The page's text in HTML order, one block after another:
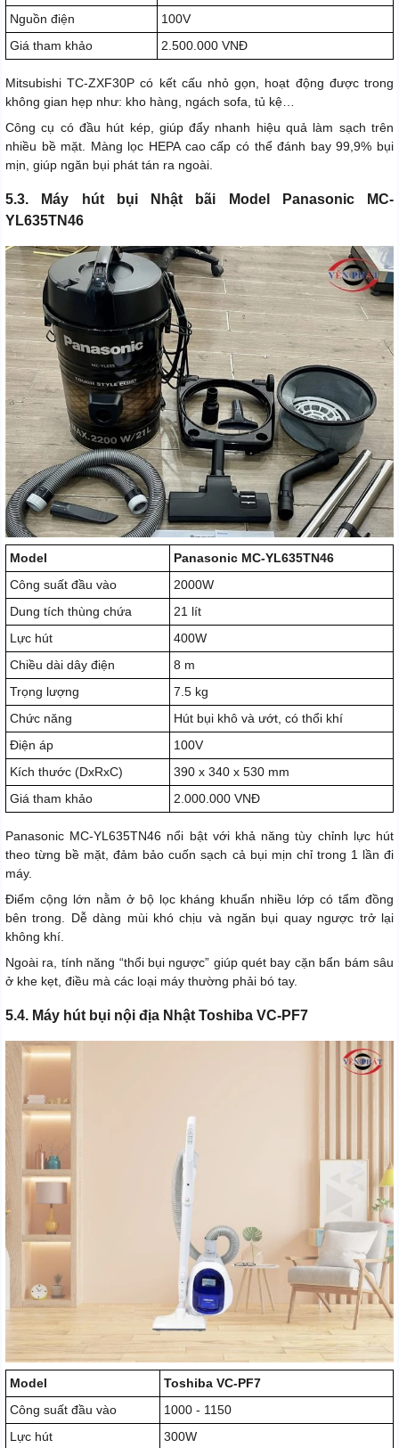
Nguồn điện
100V
Giá tham khảo
2.500.000 VNĐ
Mitsubishi TC-ZXF30P có kết cấu nhỏ gọn, hoạt động được trong
không gian hẹp như: kho hàng, ngách sofa, tủ kệ…
Công cụ có đầu hút kép, giúp đẩy nhanh hiệu quả làm sạch trên
nhiều bề mặt. Màng lọc HEPA cao cấp có thể đánh bay 99,9% bụi
mịn, giúp ngăn bụi phát tán ra ngoài.
5.3. Máy hút bụi Nhật bãi Model Panasonic MC-
YL635TN46
Model
Panasonic MC-YL635TN46
Công suất đầu vào
2000W
Dung tích thùng chứa
21 lít
Lực hút
400W
Chiều dài dây điện
8 m
Trọng lượng
7.5 kg
Chức năng
Hút bụi khô và ướt, có thổi khí
Điện áp
100V
Kích thước (DxRxC)
390 x 340 x 530 mm
Giá tham khảo
2.000.000 VNĐ
Panasonic MC-YL635TN46 nổi bật với khả năng tùy chỉnh lực hút
theo từng bề mặt, đảm bảo cuốn sạch cả bụi mịn chỉ trong 1 lần đi
máy.
Điểm cộng lớn nằm ở bộ lọc kháng khuẩn nhiều lớp có tẩm đồng
bên trong. Dễ dàng mùi khó chịu và ngăn bụi quay ngược trở lại
không khí.
Ngoài ra, tính năng “thổi bụi ngược” giúp quét bay cặn bẩn bám sâu
ở khe kẹt, điều mà các loại máy thường phải bó tay.
5.4. Máy hút bụi nội địa Nhật Toshiba VC-PF7
Model
Toshiba VC-PF7
Công suất đầu vào
1000 - 1150
Lực hút
300W